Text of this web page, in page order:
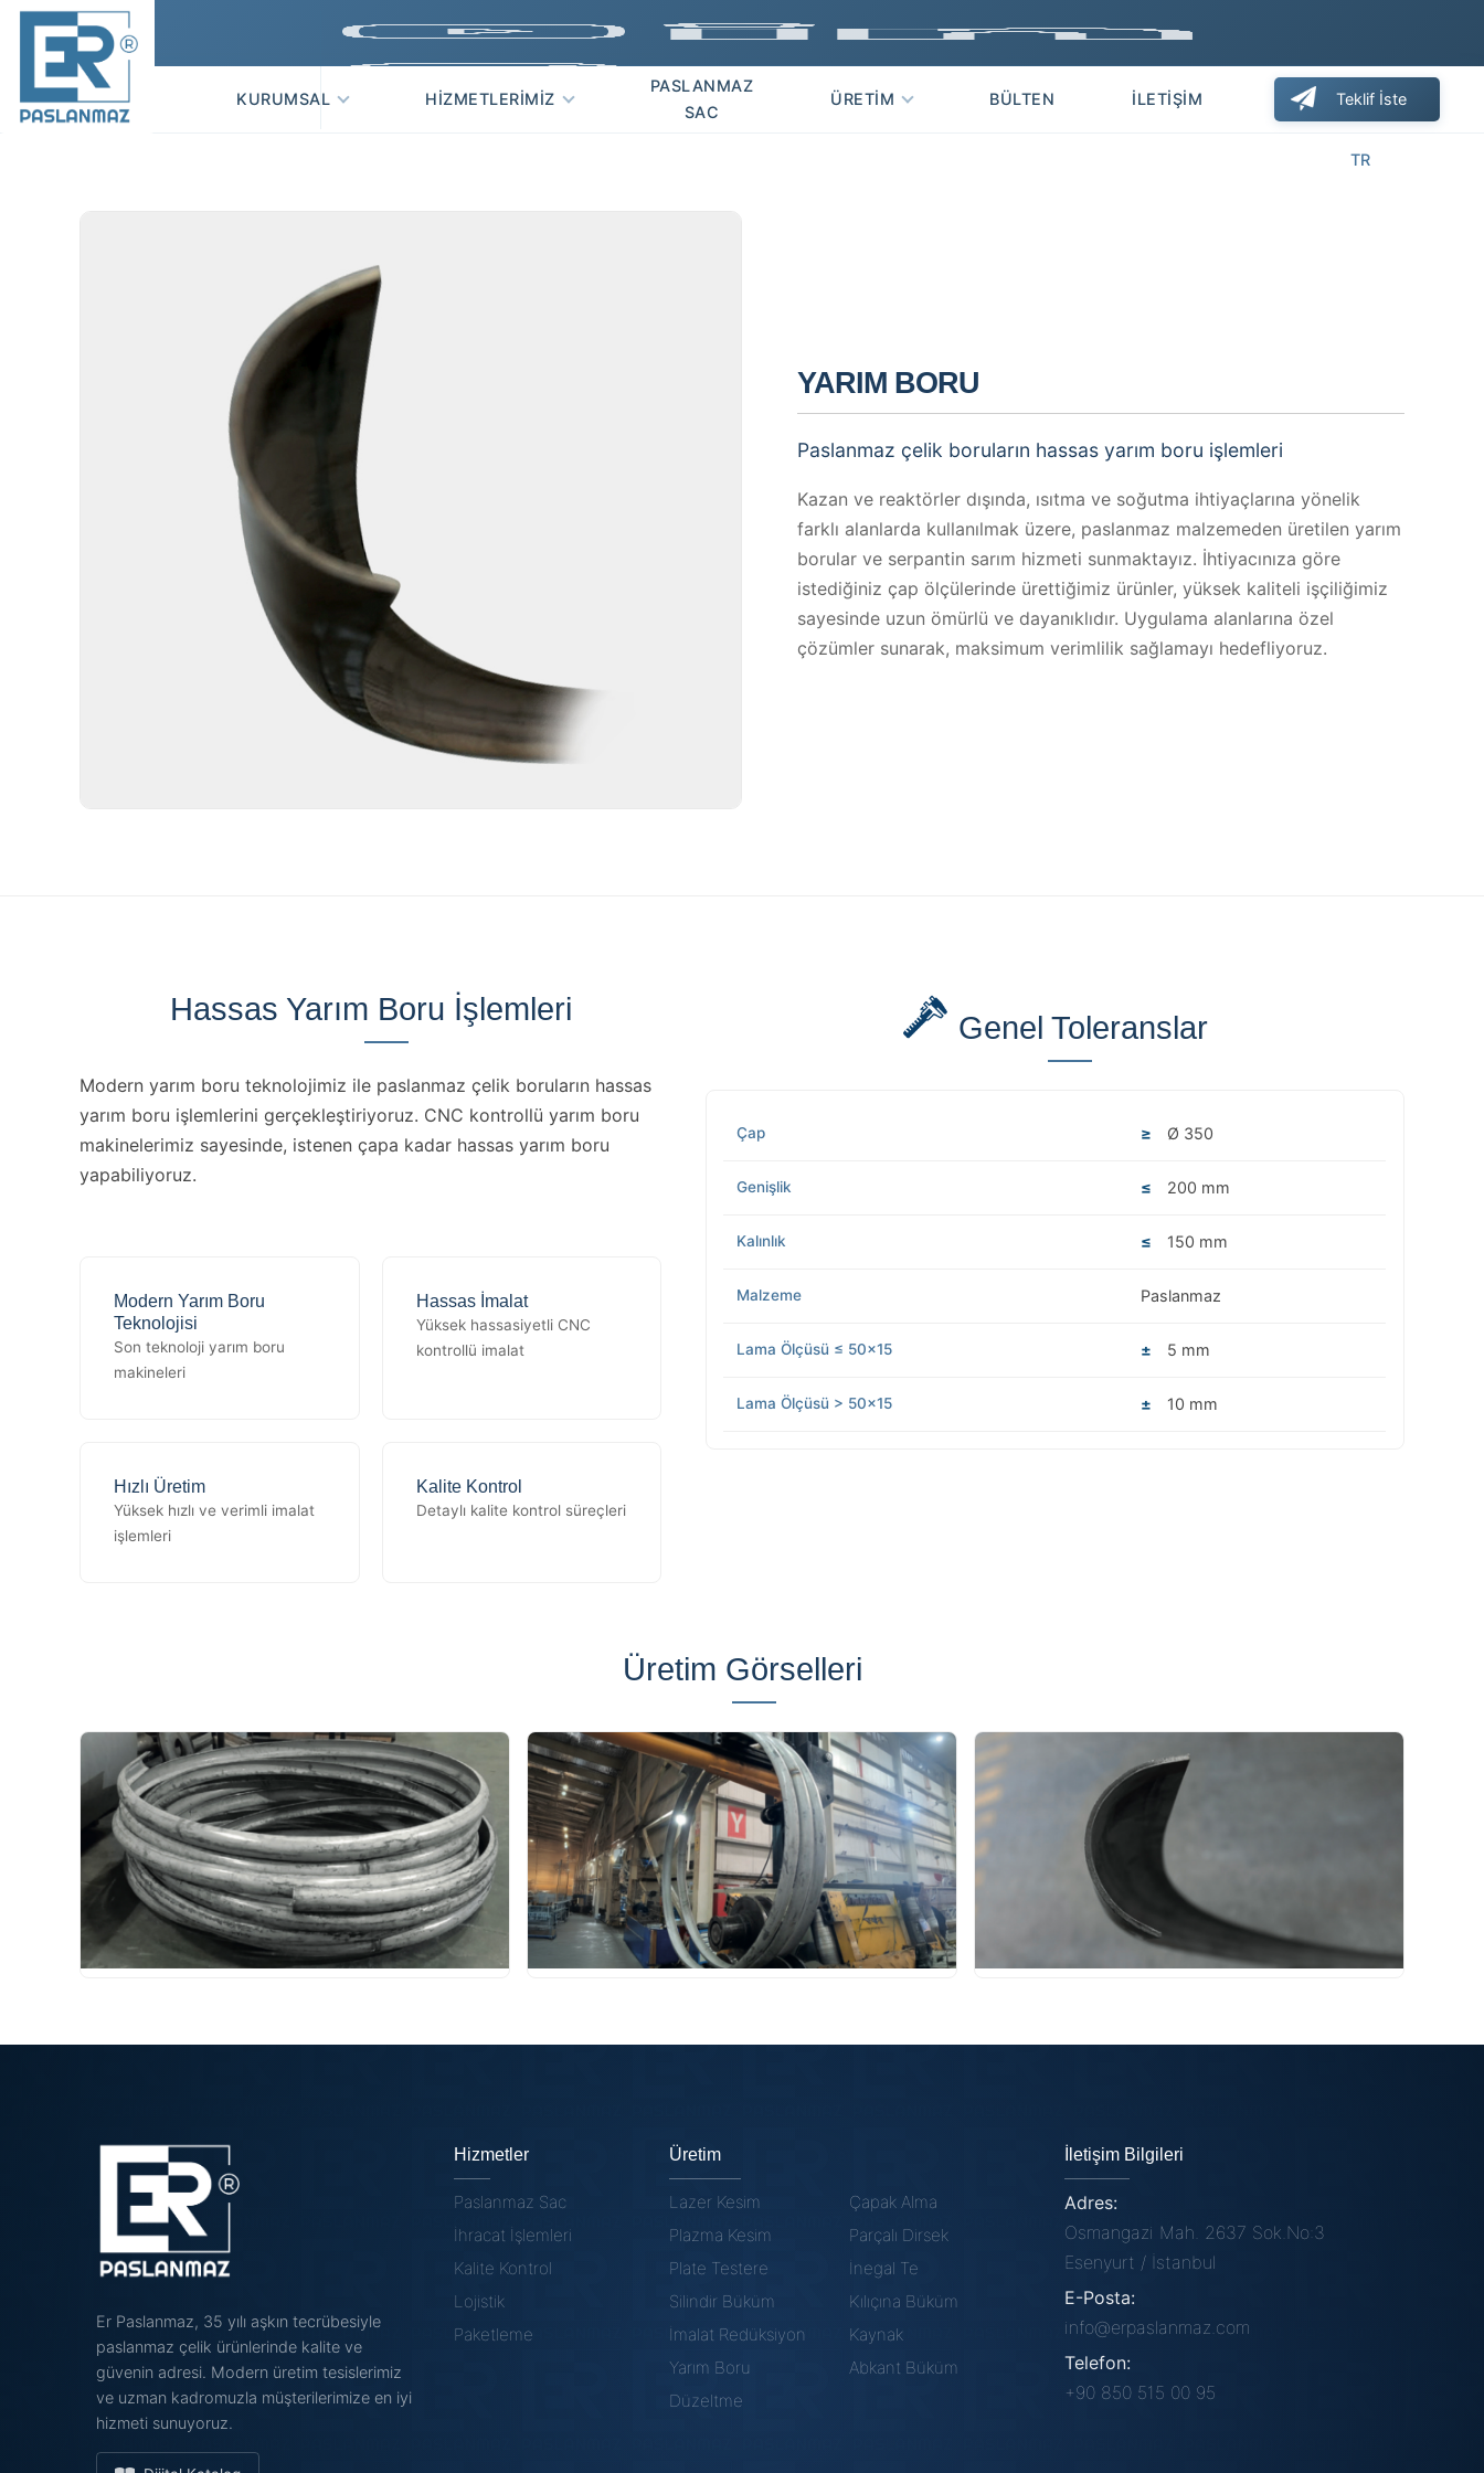
TR
KURUMSAL HIZMETLERIMIZ
PASLANMAZ
SAC
ÜRETIM BÜLTEN İLETIŞIM Teklif İste
YARIM BORU
Paslanmaz çelik boruların hassas yarım boru işlemleri
Kazan ve reaktörler dışında, ısıtma ve soğutma ihtiyaçlarına yönelik
farklı alanlarda kullanılmak üzere, paslanmaz malzemeden üretilen yarım
borular ve serpantin sarım hizmeti sunmaktayız. İhtiyacınıza göre
istediğiniz çap ölçülerinde ürettiğimiz ürünler, yüksek kaliteli işçiliğimiz
sayesinde uzun ömürlü ve dayanıklıdır. Uygulama alanlarına özel
çözümler sunarak, maksimum verimlilik sağlamayı hedefliyoruz.
Hassas Yarım Boru İşlemleri
Modern yarım boru teknolojimiz ile paslanmaz çelik boruların hassas
yarım boru işlemlerini gerçekleştiriyoruz. CNC kontrollü yarım boru
makinelerimiz sayesinde, istenen çapa kadar hassas yarım boru
yapabiliyoruz.
Modern Yarım Boru
Teknolojisi
Son teknoloji yarım boru
makineleri
Hassas İmalat
Yüksek hassasiyetli CNC
kontrollü imalat
Hızlı Üretim
Yüksek hızlı ve verimli imalat
işlemleri
Kalite Kontrol
Detaylı kalite kontrol süreçleri
Genel Toleranslar
Çap ≥ Ø 350
Genişlik ≤ 200 mm
Kalınlık ≤ 150 mm
Malzeme Paslanmaz
Lama Ölçüsü ≤ 50x15 ± 5 mm
Lama Ölçüsü > 50x15 ± 10 mm
Üretim Görselleri
Er Paslanmaz, 35 yılı aşkın tecrübesiyle
paslanmaz çelik ürünlerinde kalite ve
güvenin adresi. Modern üretim tesislerimiz
ve uzman kadromuzla müşterilerimize en iyi
hizmeti sunuyoruz.
Hizmetler
Paslanmaz Sac
İhracat İşlemleri
Kalite Kontrol
Lojistik
Paketleme
Üretim
Lazer Kesim
Plazma Kesim
Plate Testere
Silindir Büküm
İmalat Redüksiyon
Yarım Boru
Düzeltme
Çapak Alma
Parçalı Dirsek
İnegal Te
Kılıçına Büküm
Kaynak
Abkant Büküm
İletişim Bilgileri
Adres:
Osmangazi Mah. 2637 Sok.No:3
Esenyurt / İstanbul
E-Posta:
info@erpaslanmaz.com
Telefon:
+90 850 515 00 95